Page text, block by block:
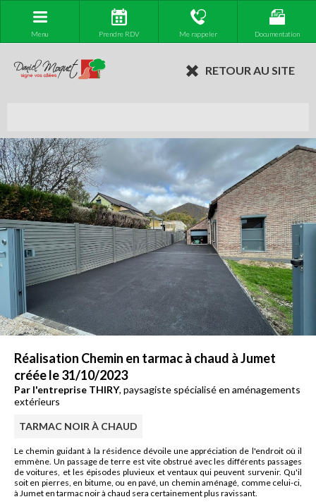
Menu Prendre RDV Me rappeler Documentation
RETOUR AU SITE
Réalisation Chemin en tarmac à chaud à Jumet
créée le 31/10/2023
Par l'entreprise THIRY, paysagiste spécialisé en aménagements
extérieurs
TARMAC NOIR À CHAUD
Le chemin guidant à la résidence dévoile une appréciation de l'endroit où il
emmène. Un passage de terre est vite obstrué avec les différents passages
de voitures, et les épisodes pluvieux et ventaux qui peuvent survenir. Qu'il
soit en pierres, en bitume, ou en pavé, un chemin aménagé, comme celui-ci,
à Jumet en tarmac noir à chaud sera certainement plus ravissant.